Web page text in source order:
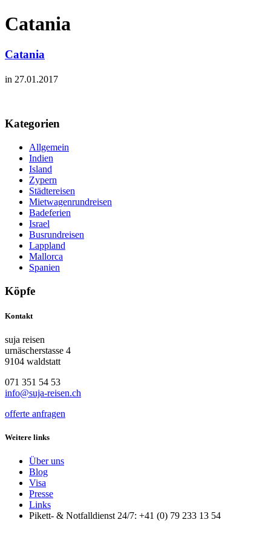
Catania
Catania
in 27.01.2017
Kategorien
Allgemein
Indien
Island
Zypern
Städtereisen
Mietwagenrundreisen
Badeferien
Israel
Busrundreisen
Lappland
Mallorca
Spanien
Köpfe
Kontakt
suja reisen
urnäscherstasse 4
9104 waldstatt
071 351 54 53
info@suja-reisen.ch
offerte anfragen
Weitere links
Über uns
Blog
Visa
Presse
Links
Pikett- & Notfalldienst 24/7: +41 (0) 79 233 13 54